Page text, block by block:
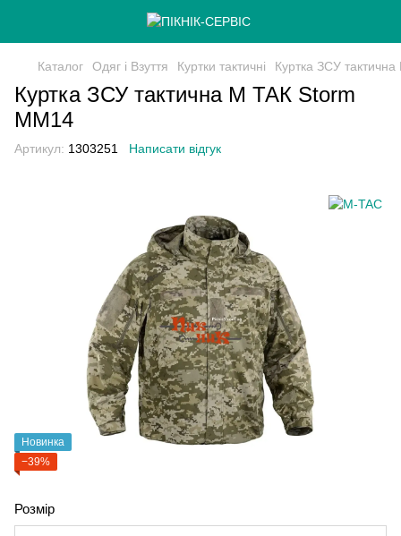
Каталог Одяг і Взуття Куртки тактичні Куртка ЗСУ
Куртка ЗСУ тактична М ТАК Storm
MM14
Артикул: 1303251 Написати відгук
Новинка
−39%
Розмір